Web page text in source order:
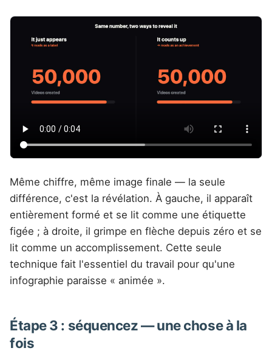
Même chiffre, même image finale — la seule
différence, c'est la révélation. À gauche, il apparaît
entièrement formé et se lit comme une étiquette
figée ; à droite, il grimpe en flèche depuis zéro et se
lit comme un accomplissement. Cette seule
technique fait l'essentiel du travail pour qu'une
infographie paraisse « animée ».
Étape 3 : séquencez — une chose à la
fois